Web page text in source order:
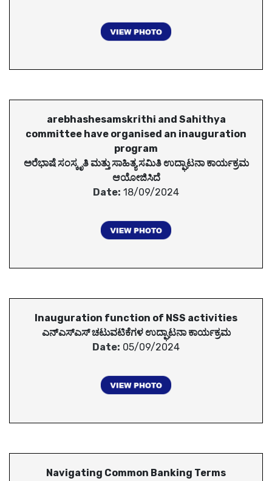
arebhashesamskrithi and Sahithya
committee have organised an inauguration
program
ಅರೆಭಾಷೆ ಸಂಸ್ಕೃತಿ ಮತ್ತು ಸಾಹಿತ್ಯ ಸಮಿತಿ ಉದ್ಘಾಟನಾ ಕಾರ್ಯಕ್ರಮ
ಆಯೋಜಿಸಿದೆ
Date: 18/09/2024
Inauguration function of NSS activities
ಎನ್ಎಸ್ಎಸ್ ಚಟುವಟಿಕೆಗಳ ಉದ್ಘಾಟನಾ ಕಾರ್ಯಕ್ರಮ
Date: 05/09/2024
Navigating Common Banking Terms